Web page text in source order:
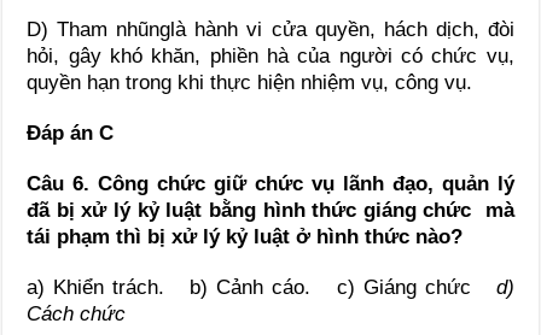
D) Tham nhũnglà hành vi cửa quyền, hách dịch, đòi
hỏi, gây khó khăn, phiền hà của người có chức vụ,
quyền hạn trong khi thực hiện nhiệm vụ, công vụ.
Đáp án C
Câu 6. Công chức giữ chức vụ lãnh đạo, quản lý
đã bị xử lý kỷ luật bằng hình thức giáng chức mà
tái phạm thì bị xử lý kỷ luật ở hình thức nào?
a) Khiển trách. b) Cảnh cáo. c) Giáng chức d)
Cách chức